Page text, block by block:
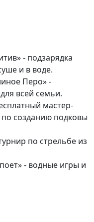
- подзарядка
и в воде.
Перо» -
всей семьи.
мастер-
по созданию подковы
по стрельбе из
- водные игры и